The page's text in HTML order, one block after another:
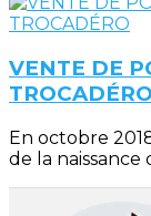
VENTE DE
TROCADÉRO
En octobre
de la naissance